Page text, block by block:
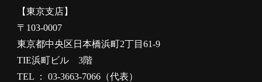
【東京支店】
〒103-0007
東京都中央区日本橋浜町2丁目61-9
TIE浜町ビル 3階
TEL ： 03-3663-7066（代表）